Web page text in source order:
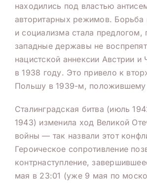
находились под властью
авторитарных режимов.
и социализма стала предлогом,
западные державы не
нацистской аннексии Австрии и
в 1938 году. Это привело к
Польшу в 1939-м, положившему
Сталинградская битва (июль
1943) изменила ход Великой
войны — так назвали этот
Героическое сопротивление
контрнаступление,
мая в 23:01 (уже 9 мая по